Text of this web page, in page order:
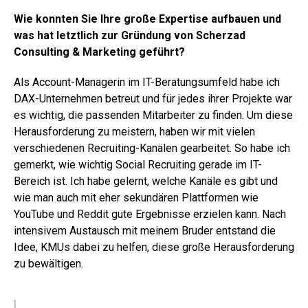
Wie konnten Sie Ihre große Expertise aufbauen und
was hat letztlich zur Gründung von Scherzad
Consulting & Marketing geführt?
Als Account-Managerin im IT-Beratungsumfeld habe ich
DAX-Unternehmen betreut und für jedes ihrer Projekte war
es wichtig, die passenden Mitarbeiter zu finden. Um diese
Herausforderung zu meistern, haben wir mit vielen
verschiedenen Recruiting-Kanälen gearbeitet. So habe ich
gemerkt, wie wichtig Social Recruiting gerade im IT-
Bereich ist. Ich habe gelernt, welche Kanäle es gibt und
wie man auch mit eher sekundären Plattformen wie
YouTube und Reddit gute Ergebnisse erzielen kann. Nach
intensivem Austausch mit meinem Bruder entstand die
Idee, KMUs dabei zu helfen, diese große Herausforderung
zu bewältigen.